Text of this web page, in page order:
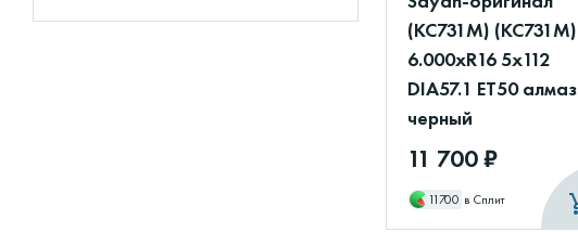
(КС731М) (КС731М)
6.000xR16 5x112
DIA57.1 ET50 алмаз
черный
11 700 ₽
11700 в Сплит